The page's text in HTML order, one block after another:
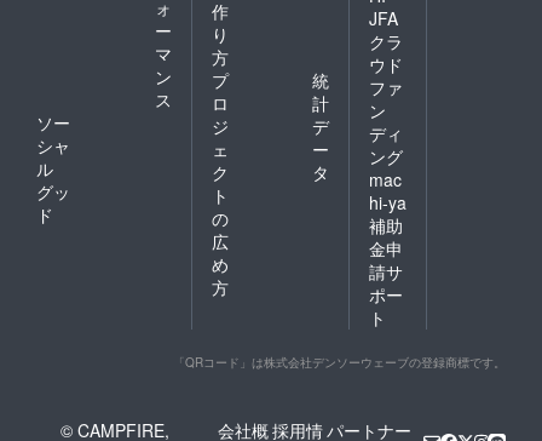
ォ
ー
マ
ン
ス
ソー
シャ
ル
グッ
ド
作
り
方
プ
ロ
ジ
ェ
ク
ト
の
広
め
方
統
計
デ
ー
タ
JFA
クラ
ウド
ファ
ン
ディ
ング
mac
hi-ya
補助
金申
請サ
ポー
ト
「QRコード」は株式会社デンソーウェーブの登録商標です。
© CAMPFIRE,
会社概採用情パートナー